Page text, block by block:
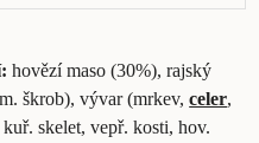
hovězí maso (30%), rajský
škrob), vývar (mrkev,celer,
skelet, vepř. kosti, hov.